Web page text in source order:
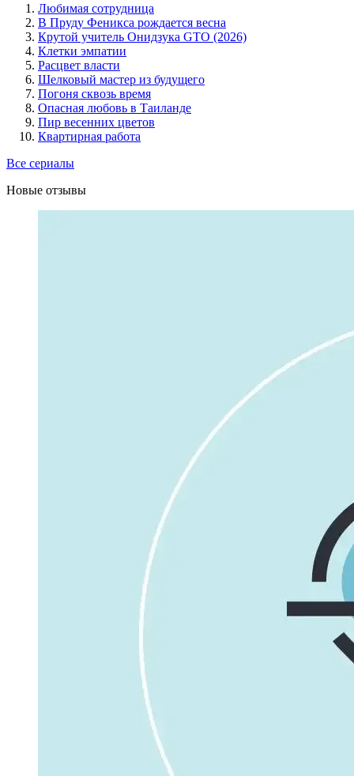
Любимая сотрудница
В Пруду Феникса рождается весна
Крутой учитель Онидзука GTO (2026)
Клетки эмпатии
Расцвет власти
Шелковый мастер из будущего
Погоня сквозь время
Опасная любовь в Таиланде
Пир весенних цветов
Квартирная работа
Все сериалы
Новые отзывы